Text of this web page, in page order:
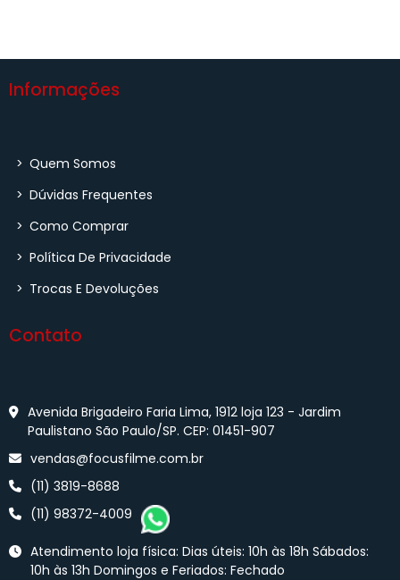
Informações
> Quem Somos
> Dúvidas Frequentes
> Como Comprar
> Política De Privacidade
> Trocas E Devoluções
Contato
Avenida Brigadeiro Faria Lima, 1912 loja 123 - Jardim
Paulistano São Paulo/SP. CEP: 01451-907
vendas@focusfilme.com.br
(11) 3819-8688
(11) 98372-4009
Atendimento loja física: Dias úteis: 10h às 18h Sábados:
10h às 13h Domingos e Feriados: Fechado